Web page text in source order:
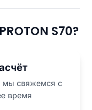
S70?
мы свяжемся с
время